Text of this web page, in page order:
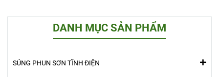
DANH MỤC SẢN PHẨM
SÚNG PHUN SƠN TĨNH ĐIỆN